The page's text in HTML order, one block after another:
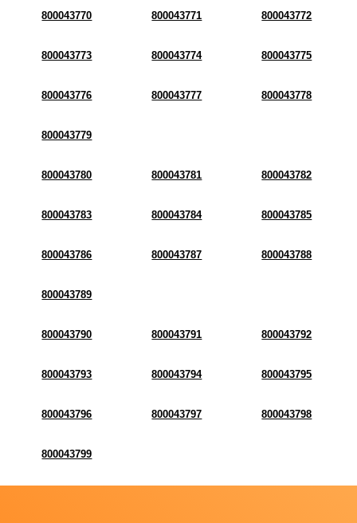
800043770 800043771 800043772
800043773 800043774 800043775
800043776 800043777 800043778
800043779
800043780 800043781 800043782
800043783 800043784 800043785
800043786 800043787 800043788
800043789
800043790 800043791 800043792
800043793 800043794 800043795
800043796 800043797 800043798
800043799